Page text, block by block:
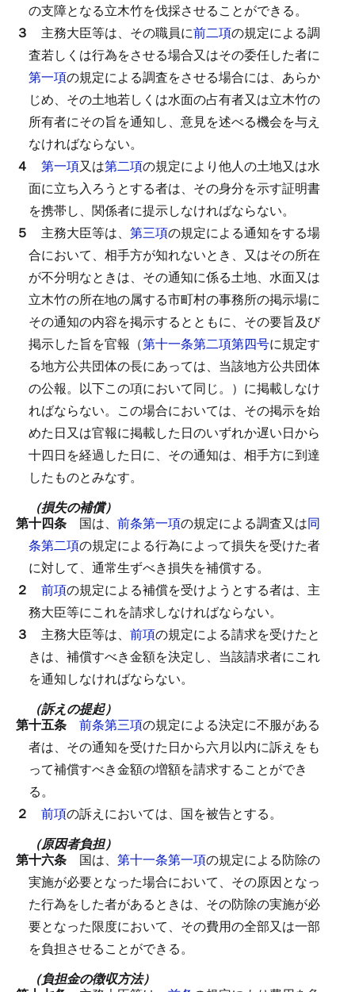
の支障となる立木竹を伐採させることができる。
３ 主務大臣等は、その職員に前二項の規定による調
査若しくは行為をさせる場合又はその委任した者に
第一項の規定による調査をさせる場合には、あらか
じめ、その土地若しくは水面の占有者又は立木竹の
所有者にその旨を通知し、意見を述べる機会を与え
なければならない。
４ 第一項又は第二項の規定により他人の土地又は水
面に立ち入ろうとする者は、その身分を示す証明書
を携帯し、関係者に提示しなければならない。
５ 主務大臣等は、 第三項の規定による通知をする場
合において、相手方が知れないとき、又はその所在
が不分明なときは、その通知に係る土地、水面又は
立木竹の所在地の属する市町村の事務所の掲示場に
その通知の内容を掲示するとともに、その要旨及び
掲示した旨を官報（第十一条第二項第四号に規定す
る地方公共団体の長にあっては、当該地方公共団体
の公報。以下この項において同じ。）に掲載しなけ
ればならない。 この場合においては、その掲示を始
めた日又は官報に掲載した日のいずれか遅い日から
十四日を経過した日に、その通知は、相手方に到達
したものとみなす。
（損失の補償）
第十四条 国は、 前条第一項の規定による調査又は同
条第二項の規定による行為によって損失を受けた者
に対して、通常生ずべき損失を補償する。
２ 前項の規定による補償を受けようとする者は、主
務大臣等にこれを請求しなければならない。
３ 主務大臣等は、 前項の規定による請求を受けたと
きは、補償すべき金額を決定し、当該請求者にこれ
を通知しなければならない。
（訴えの提起）
第十五条 前条第三項の規定による決定に不服がある
者は、その通知を受けた日から六月以内に訴えをも
って補償すべき金額の増額を請求することができ
る。
２ 前項の訴えにおいては、国を被告とする。
（原因者負担）
第十六条 国は、 第十一条第一項の規定による防除の
実施が必要となった場合において、その原因となっ
た行為をした者があるときは、その防除の実施が必
要となった限度において、その費用の全部又は一部
を負担させることができる。
（負担金の徴収方法）